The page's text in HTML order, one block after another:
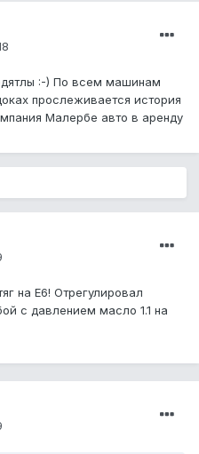
:-) По всем машинам
прослеживается история
Малербе авто в аренду
на Е6! Отрегулировал
с давлением масло 1.1 на